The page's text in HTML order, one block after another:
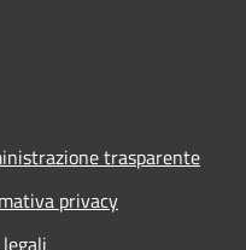
trasparente
privacy